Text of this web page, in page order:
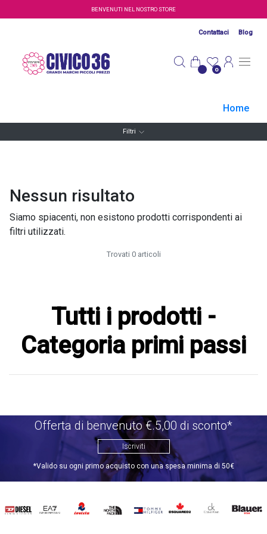
Salta al contenuto principaleBENVENUTI NEL NOSTRO STORE
Contattaci Blog
0
Home
Filtri
Nessun risultato
Siamo spiacenti, non esistono prodotti corrispondenti ai
filtri utilizzati.
Trovati 0 articoli
Tutti i prodotti -
Categoria primi passi
Offerta di benvenuto €.5,00 di sconto*
Iscriviti
*Valido su ogni primo acquisto con una spesa minima di 50€
DIESEL EA7 INVICTATHE
TOMMY
DSQUARED2
CALVIN BLAUER